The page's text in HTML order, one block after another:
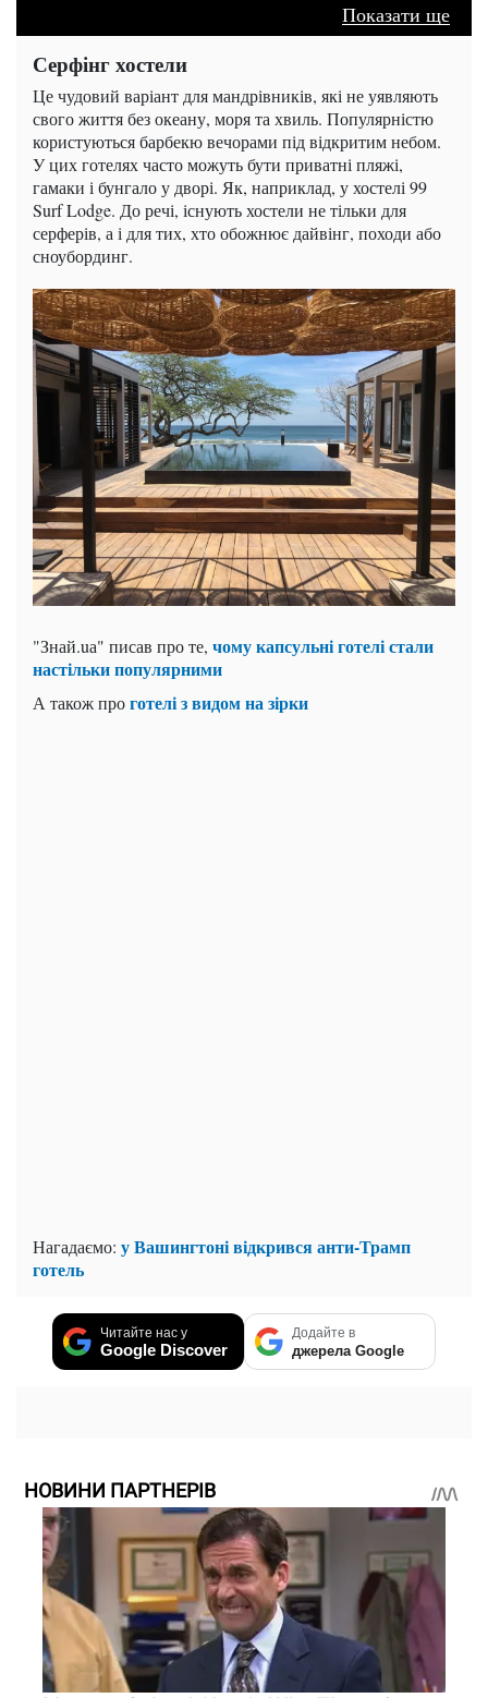
Показати ще
Серфінг хостели
Це чудовий варіант для мандрівників, які не уявляють
свого життя без океану, моря та хвиль. Популярністю
користуються барбекю вечорами під відкритим небом.
У цих готелях часто можуть бути приватні пляжі,
гамаки і бунгало у дворі. Як, наприклад, у хостелі 99
Surf Lodge. До речі, існують хостели не тільки для
серферів, а і для тих, хто обожнює дайвінг, походи або
сноубординг.
"Знай.uа" писав про те, чому капсульні готелі стали
настільки популярними
А також проготелі з видом на зірки
Нагадаємо: у Вашингтоні відкрився анти-Трамп
готель
Читайте нас у
Google Discover
Додайте в
джерела Google
НОВИНИ ПАРТНЕРІВ